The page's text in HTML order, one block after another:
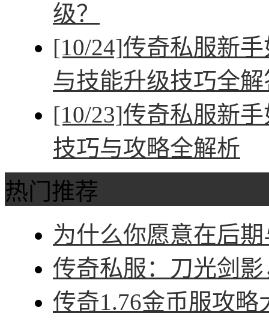
级？
[10/24]传奇私服新
与技能升级技巧全解
[10/23]传奇私服新
技巧与攻略全解析
热门推荐
为什么你愿意在后
传奇私服：刀光剑
传奇1.76金币服攻